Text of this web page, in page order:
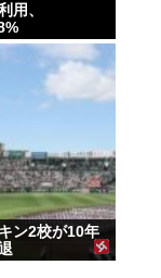
用、
ン2校が10年